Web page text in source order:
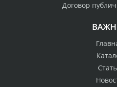
Договор